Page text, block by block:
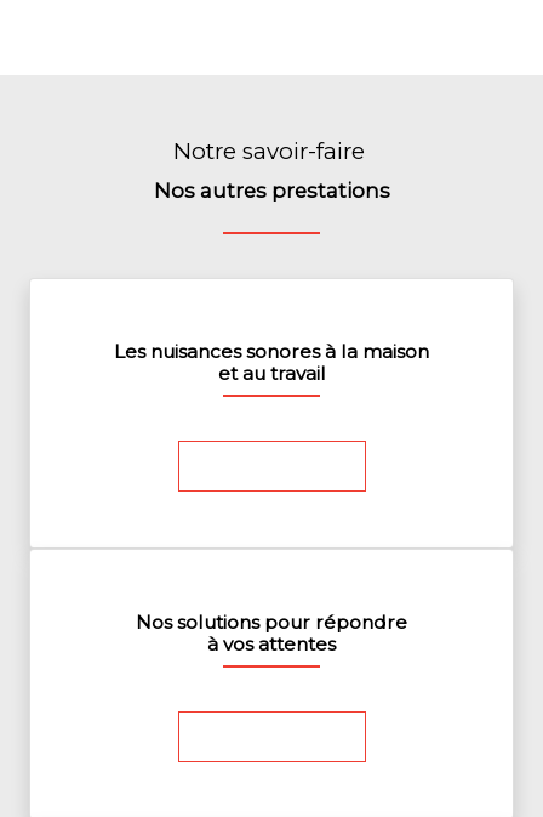
Notre savoir-faire
Nos autres prestations
Les nuisances sonores à la maison
et au travail
Nos solutions pour répondre
à vos attentes